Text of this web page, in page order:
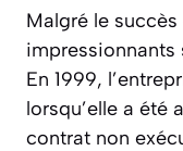
Malgré le
impressionnants
En 1999,
lorsqu’elle a été
contrat non